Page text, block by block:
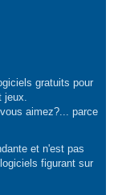
gratuits pour
jeux.
aimez?... parce
et n'est pas
figurant sur